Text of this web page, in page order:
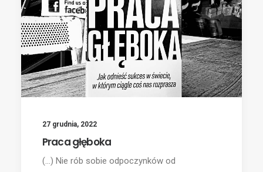
27 grudnia, 2022
Praca głęboka
(...) Nie rób sobie odpoczynków od